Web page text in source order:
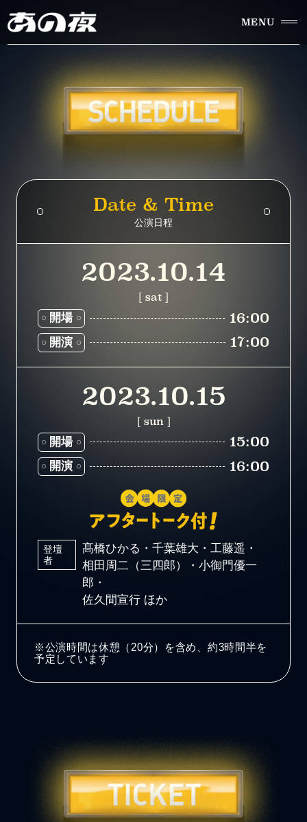
MENU
Date & Time
公演日程
2023.10.14
[ sat ]
開場 16:00
開演 17:00
2023.10.15
[ sun ]
開場 15:00
開演 16:00
登壇
者
髙橋ひかる・千葉雄大・工藤遥・
相田周二（三四郎）・小御門優一
郎・
佐久間宣行 ほか
※公演時間は休憩（20分）を含め、約3時間半を
予定しています